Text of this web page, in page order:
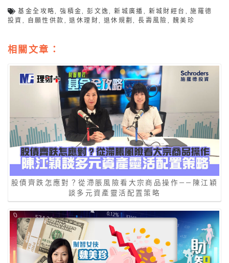
基金全攻略 ,強積金 ,彭文逸 ,新城廣播 新城財經台 ,施羅德
投資
自願性供款 ,退休理財 退休規劃 ,長壽風險 魏美珍
相關文章：
股債齊跌怎應對？從滯脹風險看大宗商品操作——陳江穎
談多元資產靈活配置策略